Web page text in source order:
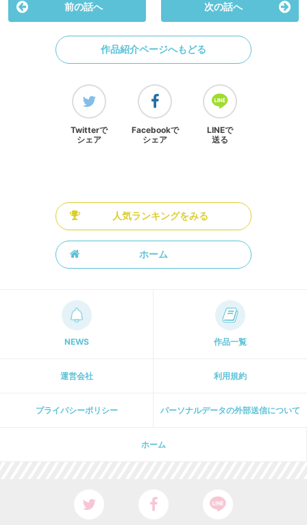
前の話へ 次の話へ
作品紹介ページへもどる
Twitterで
シェア
Facebookで
シェア
LINEで
送る
人気ランキングをみる
ホーム
NEWS 作品一覧
運営会社 利用規約
プライパシーポリシー パーソナルデータの外部送信について
ホーム